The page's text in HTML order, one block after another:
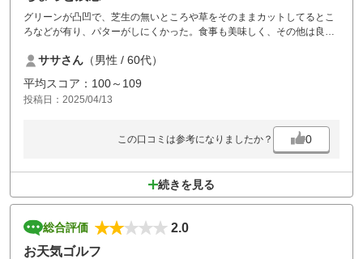
グリーンが凸凹で、芝生の無いところや草をそのままカットしてるとこ
ろなどが有り、パターがしにくかった。食事も美味しく、その他は良か
ササさん （男性 / 60代）
平均スコア：100～109
投稿日：2025/04/13
この口コミは参考になりましたか？ 0
続きを見る
総合評価
2.0
お天気ゴルフ